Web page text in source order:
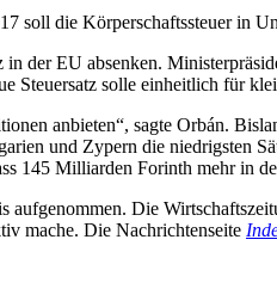
die Körperschaftssteuer in
der EU absenken.
Steuersatz solle einheitlich für
anbieten“, sagte Orbán.
und Zypern die niedrigsten
Milliarden Forinth mehr in
aufgenommen. Die
mache. Die Nachrichtenseite